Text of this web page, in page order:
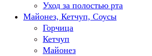
Уход за полостью рта
Майонез, Кетчуп, Соусы
Горчица
Кетчуп
Майонез